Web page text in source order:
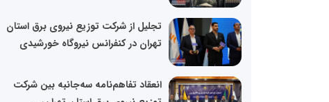
تجلیل از شرکت توزیع نیروی برق استان
تهران در کنفرانس نیروگاه خورشیدی
انعقاد تفاهم‌نامه سه‌جانبه بین شرکت